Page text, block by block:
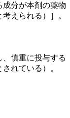
成分が本剤の薬物
えられる）］。
慎重に投与する
れている）。